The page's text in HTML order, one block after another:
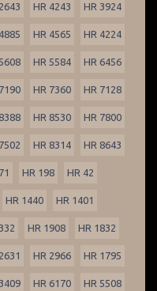
HR 4243 HR 3924
HR 4565 HR 4224
HR 5584 HR 6456
HR 7360 HR 7128
HR 8530 HR 7800
HR 8314 HR 8643
HR 198 HR 42
HR 1440 HR 1401
HR 1908 HR 1832
HR 2966 HR 1795
HR 6170 HR 5508